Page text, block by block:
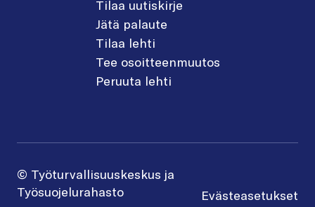
Tilaa uutiskirje
Jätä palaute
Tilaa lehti
Tee osoitteenmuutos
Peruuta lehti
© Työturvallisuuskeskus ja
Työsuojelurahasto
Evästeasetukset